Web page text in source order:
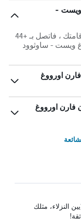
ويست -
إذا كانت لديك أسئلة أو أمور تتعلق بشأن إقامتك ، فاتصل بـ +44
ويست - ساوثوود
اورووغ
فارن اورووغ
النزلاء، مثلك